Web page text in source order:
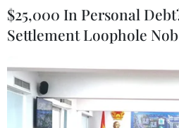
Biến đổi
Chủ động ứng phó với
$25,000 In Personal
Settlement Loophole